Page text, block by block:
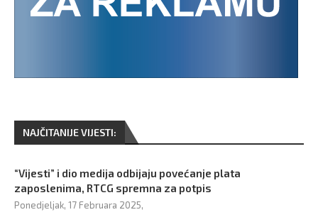
NAJČITANIJE VIJESTI:
“Vijesti” i dio medija odbijaju povećanje plata
zaposlenima, RTCG spremna za potpis
Ponedjeljak, 17 Februara 2025,